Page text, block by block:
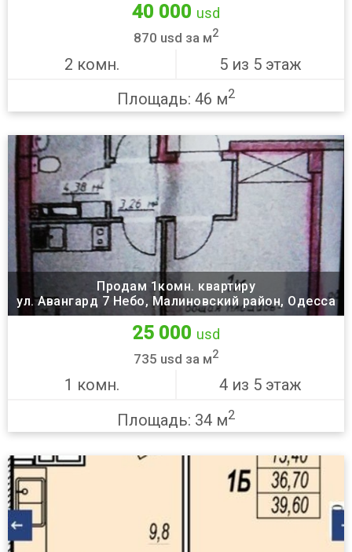
40 000 usd
870 usd за м2
2 комн.
5 из 5 этаж
Площадь: 46 м2
Продам 1комн. квартиру
ул. Авангард 7 Небо, Малиновский район, Одесса
25 000 usd
735 usd за м2
1 комн.
4 из 5 этаж
Площадь: 34 м2